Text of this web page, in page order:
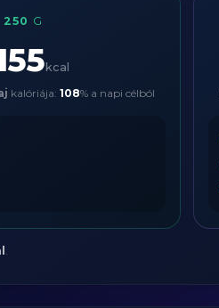
250 G
kcal
kalóriája: 108% a napi célból
.